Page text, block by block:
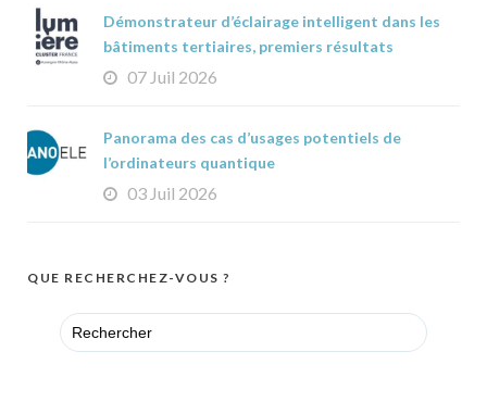
Démonstrateur d’éclairage intelligent dans les
bâtiments tertiaires, premiers résultats
07 Juil 2026
Panorama des cas d’usages potentiels de
l’ordinateurs quantique
03 Juil 2026
QUE RECHERCHEZ-VOUS ?
Search
for: